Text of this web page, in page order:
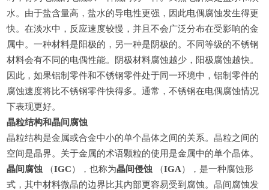
水。由于盐含量高，盐水的导电性更强，因此电偶腐蚀发生得更
快。在淡水中，反应速度较慢，并且不会广泛分布在受影响的金
属中。一种材料是阳极的，另一种是 阴极的。不同等级的不锈钢
材料会有不同的电偶性能。阴极材料腐蚀越少，阳极腐蚀越快。
因此，如果铝制零件和不锈钢零件处于同一环境中，铝制零件的
腐蚀速度将比不锈钢零件快得多。通常，不锈钢在电偶腐蚀情况
下表现更好。
晶粒结构和晶间腐蚀
晶粒结构是金属或合金中小的单个晶体之间的关系。晶粒之间的
空间是晶界。关于金属的术语颗粒的使用是金属中的单个晶体。
晶间腐蚀 （IGC），也称为晶间侵蚀 （IGA），是一种腐蚀形
式，其中材料微晶的边界比其内部更容易受到腐蚀。晶间腐蚀发